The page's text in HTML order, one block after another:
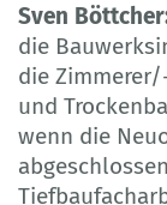
Sven
die
die
und
wenn die